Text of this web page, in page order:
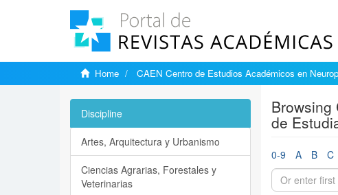
Home CAEN Centro de Estudios Académicos en
Browsing
de
0-9 A B C
Discipline
Artes, Arquitectura y Urbanismo
Ciencias Agrarias, Forestales y
Veterinarias